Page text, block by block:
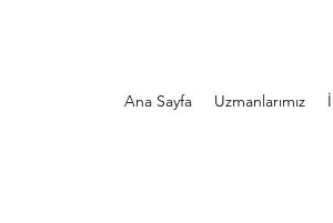
Ana Sayfa Uzmanlarımız